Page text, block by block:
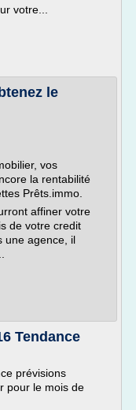
votre...
le
vos
la rentabilité
Prêts.immo.
affiner votre
de votre credit
une agence, il
Tendance
prévisions
pour le mois de